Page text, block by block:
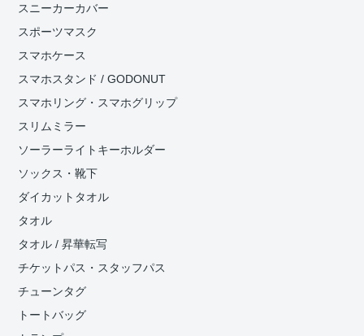
スニーカーカバー
スポーツマスク
スマホケース
スマホスタンド / GODONUT
スマホリング・スマホグリップ
スリムミラー
ソーラーライトキーホルダー
ソックス・靴下
ダイカットタオル
タオル
タオル / 昇華転写
チケットパス・スタッフパス
チューンタグ
トートバッグ